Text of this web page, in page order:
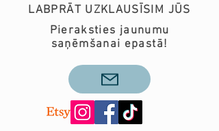
LABPRĀT UZKLAUSĪSIM JŪS
Pieraksties jaunumu
saņēmšanai epastā!